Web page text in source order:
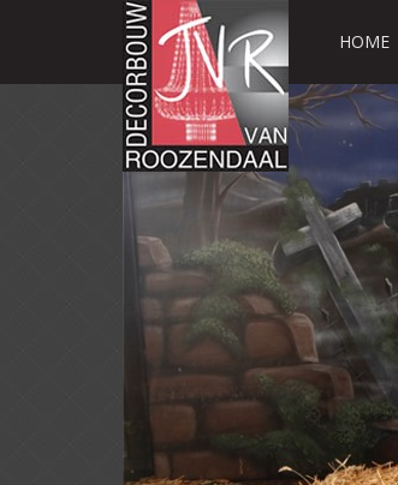
HOME